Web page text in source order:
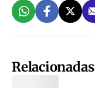
Relacionadas